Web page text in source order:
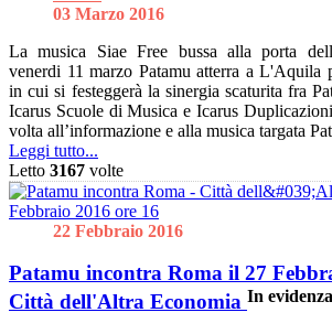
03 Marzo 2016
La musica Siae Free bussa alla porta
venerdi 11 marzo Patamu atterra a L'Aquila
in cui si festeggerà la sinergia scaturita fra
Icarus Scuole di Musica e Icarus
volta all’informazione e alla musica targata
Leggi tutto...
Letto 3167 volte
22 Febbraio 2016
Patamu incontra Roma il 27
Città dell'Altra Economia In evidenza